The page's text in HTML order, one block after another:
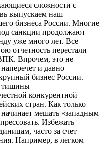
сложности с
выпускаем наш
бизнеса России. Многие
санкции продолжают
уже много лет. Все
отчетность перестали
Впрочем, это не
и давно
бизнес России.
тишины —
конкурентной
стран. Как только
мешать «западным
Избежать
часто за счет
Например, в легком